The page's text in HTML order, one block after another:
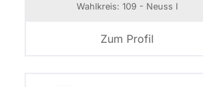
Wahlkreis: 109 - Neuss I
Zum Profil